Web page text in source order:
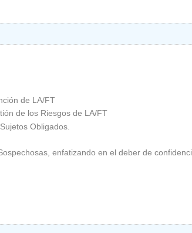
de LA/FT
de los Riesgos de LA/FT
Obligados.
enfatizando en el deber de